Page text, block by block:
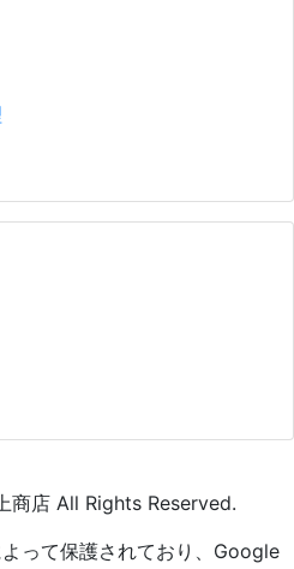
店 All Rights Reserved.
って保護されており、Google